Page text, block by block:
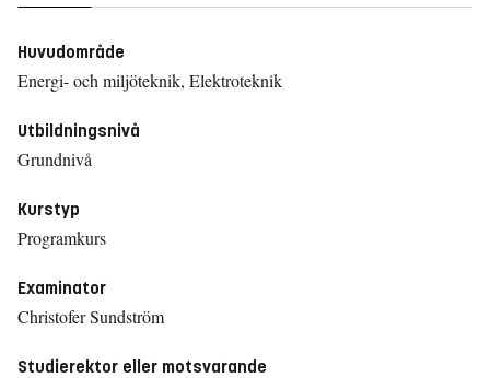
Huvudområde
Energi- och miljöteknik, Elektroteknik
Utbildningsnivå
Grundnivå
Kurstyp
Programkurs
Examinator
Christofer Sundström
Studierektor eller motsvarande